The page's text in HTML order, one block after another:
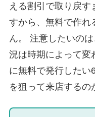
える割引で取り戻
すから、無料で作れ
ん。 注意したいの
況は時期によって変
に無料で発行したい
を狙って来店するの